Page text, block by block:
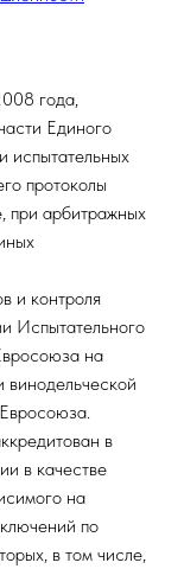
года,
Единого
испытательных
протоколы
при арбитражных
и контроля
Испытательного
на
винодельческой
в
в качестве
на
по
в том числе,